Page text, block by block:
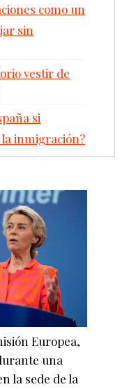
como un
sin
vestir de
si
inmigración?
Europea,
una
la sede de la